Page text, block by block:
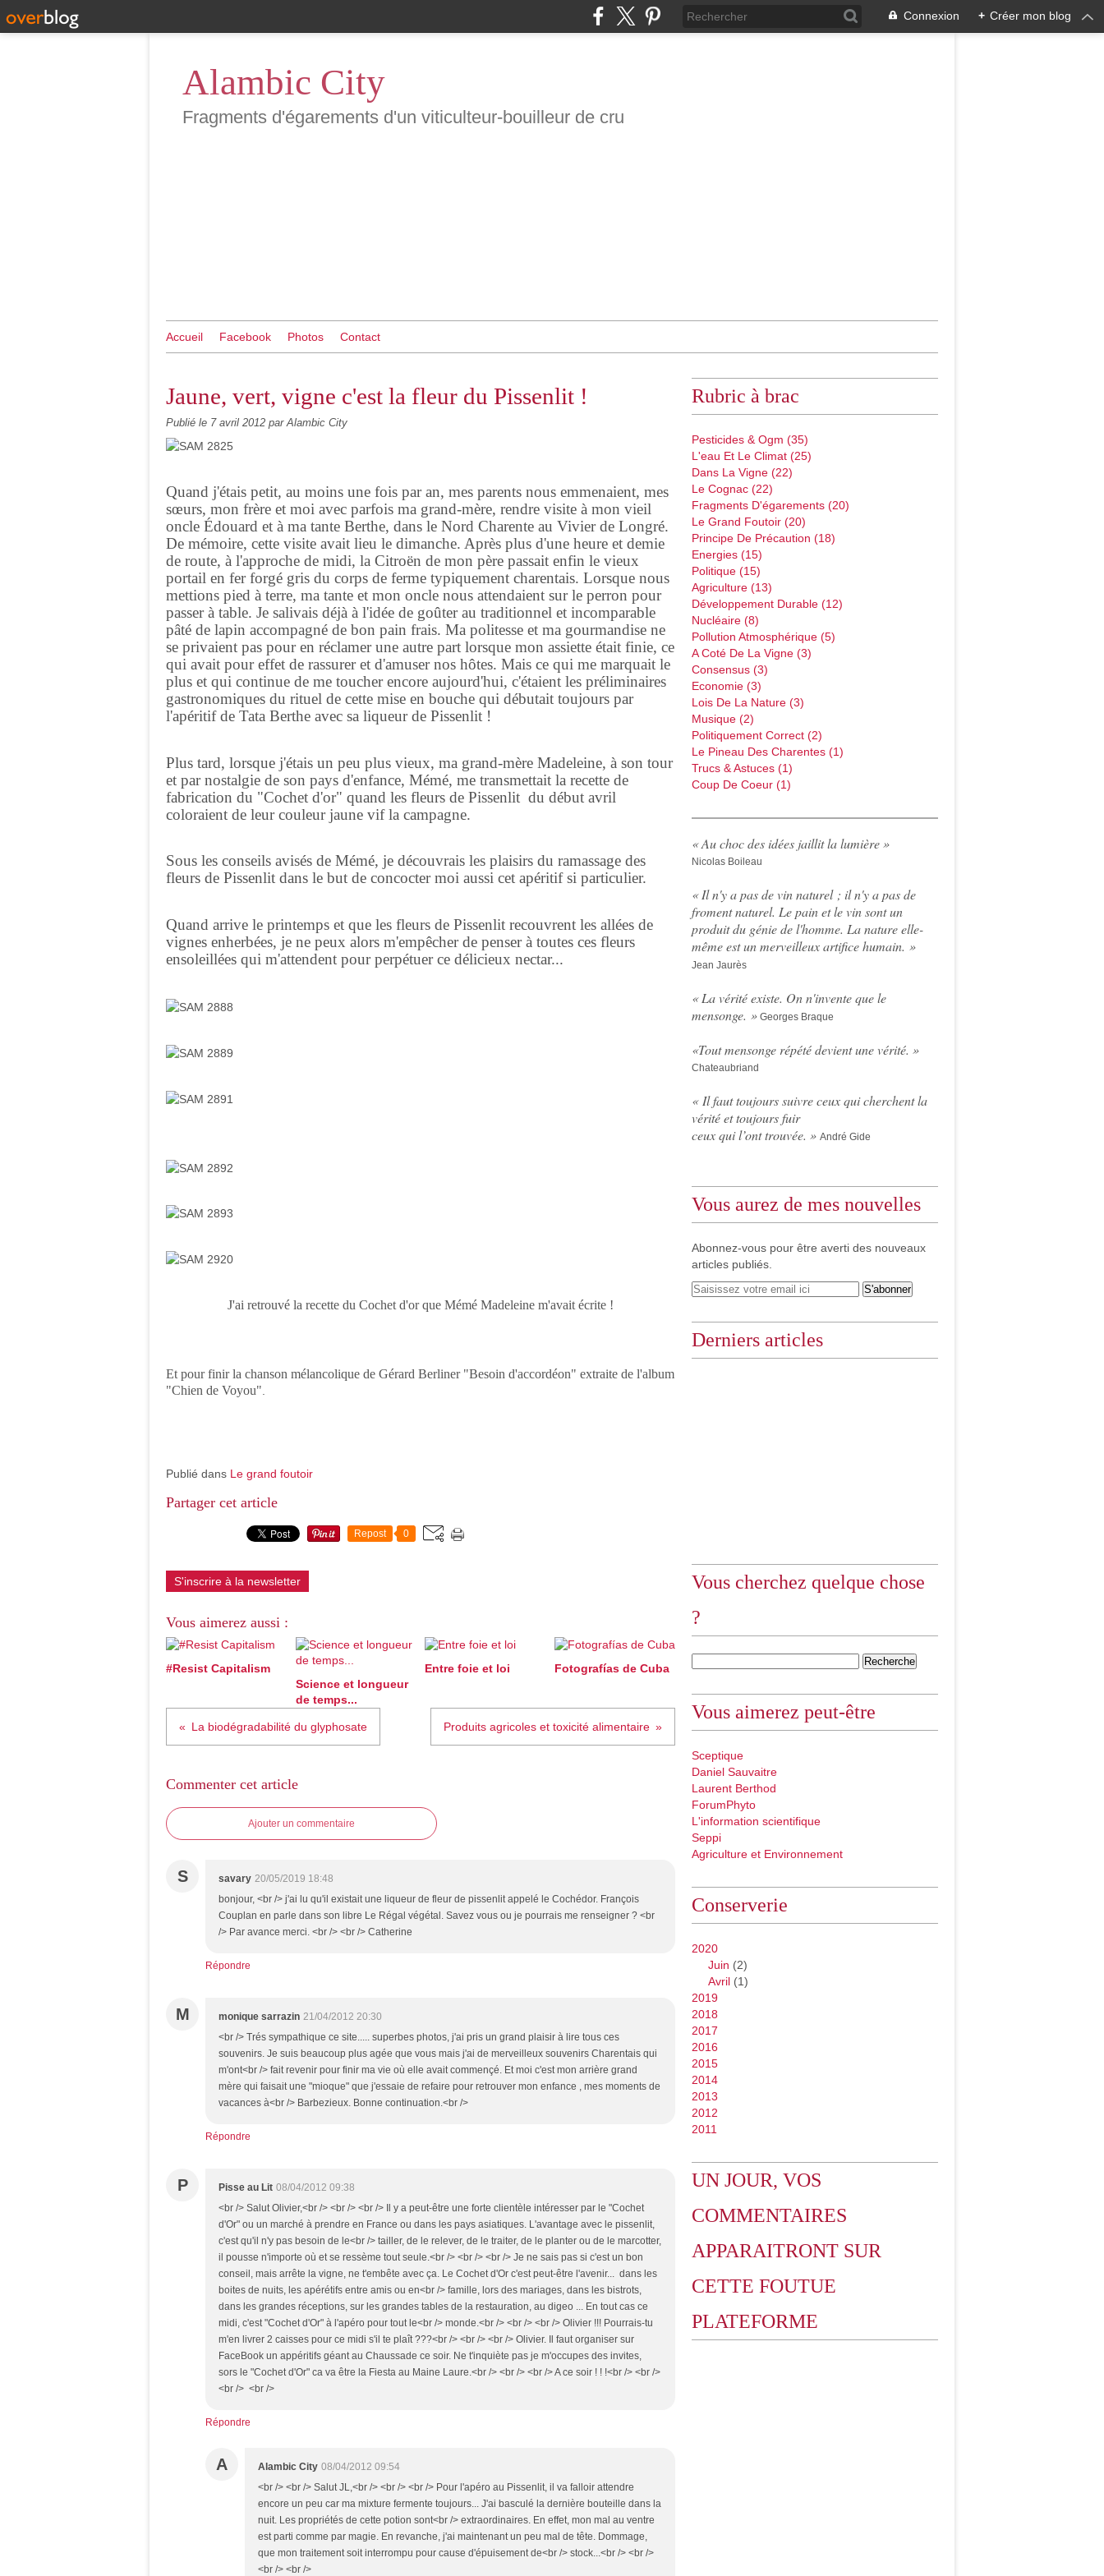
Connexion + Créer mon blog
Alambic City
Fragments d'égarements d'un viticulteur-bouilleur de cru
Accueil Facebook Photos Contact
Jaune, vert, vigne c'est la fleur du Pissenlit !
Publié le 7 avril 2012 par Alambic City
Quand j'étais petit, au moins une fois par an, mes parents nous emmenaient, mes
sœurs, mon frère et moi avec parfois ma grand-mère, rendre visite à mon vieil
oncle Édouard et à ma tante Berthe, dans le Nord Charente au Vivier de Longré.
De mémoire, cette visite avait lieu le dimanche. Après plus d'une heure et demie
de route, à l'approche de midi, la Citroën de mon père passait enfin le vieux
portail en fer forgé gris du corps de ferme typiquement charentais. Lorsque nous
mettions pied à terre, ma tante et mon oncle nous attendaient sur le perron pour
passer à table. Je salivais déjà à l'idée de goûter au traditionnel et incomparable
pâté de lapin accompagné de bon pain frais. Ma politesse et ma gourmandise ne
se privaient pas pour en réclamer une autre part lorsque mon assiette était finie, ce
qui avait pour effet de rassurer et d'amuser nos hôtes. Mais ce qui me marquait le
plus et qui continue de me toucher encore aujourd'hui, c'étaient les préliminaires
gastronomiques du rituel de cette mise en bouche qui débutait toujours par
l'apéritif de Tata Berthe avec sa liqueur de Pissenlit !
Plus tard, lorsque j'étais un peu plus vieux, ma grand-mère Madeleine, à son tour
et par nostalgie de son pays d'enfance, Mémé, me transmettait la recette de
fabrication du "Cochet d'or" quand les fleurs de Pissenlit du début avril
coloraient de leur couleur jaune vif la campagne.
Sous les conseils avisés de Mémé, je découvrais les plaisirs du ramassage des
fleurs de Pissenlit dans le but de concocter moi aussi cet apéritif si particulier.
Quand arrive le printemps et que les fleurs de Pissenlit recouvrent les allées de
vignes enherbées, je ne peux alors m'empêcher de penser à toutes ces fleurs
ensoleillées qui m'attendent pour perpétuer ce délicieux nectar...
J'ai retrouvé la recette du Cochet d'or que Mémé Madeleine m'avait écrite !
Et pour finir la chanson mélancolique de Gérard Berliner "Besoin d'accordéon" extraite de l'album
"Chien de Voyou"
Publié dans Le grand foutoir
Partager cet article
Repost 0
S'inscrire à la newsletter
Vous aimerez aussi :
#Resist Capitalism
Science et longueur
de temps...
Entre foie et loi Fotografías de Cuba
La biodégradabilité du glyphosate Produits agricoles et toxicité alimentaire
Commenter cet article
Ajouter un commentaire
S savary 20/05/2019 18:48
bonjour, <br /> j'ai lu qu'il existait une liqueur de fleur de pissenlit appelé le Cochédor. François
Couplan en parle dans son libre Le Régal végétal. Savez vous ou je pourrais me renseigner ? <br
/> Par avance merci. <br /> <br /> Catherine
Répondre
M monique sarrazin 21/04/2012 20:30
<br /> Trés sympathique ce site..... superbes photos, j'ai pris un grand plaisir à lire tous ces
souvenirs. Je suis beaucoup plus agée que vous mais j'ai de merveilleux souvenirs Charentais qui
m'ont<br /> fait revenir pour finir ma vie où elle avait commençé. Et moi c'est mon arrière grand
mère qui faisait une "mioque" que j'essaie de refaire pour retrouver mon enfance , mes moments de
vacances à<br /> Barbezieux. Bonne continuation.<br />
Répondre
P Pisse au Lit 08/04/2012 09:38
<br /> Salut Olivier,<br /> <br /> <br /> Il y a peut-être une forte clientèle intéresser par le "Cochet
d'Or" ou un marché à prendre en France ou dans les pays asiatiques. L'avantage avec le pissenlit,
c'est qu'il n'y pas besoin de le<br /> tailler, de le relever, de le traiter, de le planter ou de le marcotter,
il pousse n'importe où et se ressème tout seule.<br /> <br /> <br /> Je ne sais pas si c'est un bon
conseil, mais arrête la vigne, ne t'embête avec ça. Le Cochet d'Or c'est peut-être l'avenir... dans les
boites de nuits, les apérétifs entre amis ou en<br /> famille, lors des mariages, dans les bistrots,
dans les grandes réceptions, sur les grandes tables de la restauration, au digeo ... En tout cas ce
midi, c'est "Cochet d'Or" à l'apéro pour tout le<br /> monde.<br /> <br /> <br /> Olivier !!! Pourrais-tu
m'en livrer 2 caisses pour ce midi s'il te plaît ???<br /> <br /> <br /> Olivier. Il faut organiser sur
FaceBook un appéritifs géant au Chaussade ce soir. Ne t'inquiète pas je m'occupes des invites,
sors le "Cochet d'Or" ca va être la Fiesta au Maine Laure.<br /> <br /> <br /> A ce soir ! ! !<br /> <br />
<br /> <br />
Répondre
A Alambic City 08/04/2012 09:54
<br /> <br /> Salut JL,<br /> <br /> <br /> Pour l'apéro au Pissenlit, il va falloir attendre
encore un peu car ma mixture fermente toujours... J'ai basculé la dernière bouteille dans la
nuit. Les propriétés de cette potion sont<br /> extraordinaires. En effet, mon mal au ventre
est parti comme par magie. En revanche, j'ai maintenant un peu mal de tête. Dommage,
que mon traitement soit interrompu pour cause d'épuisement de<br /> stock...<br /> <br />
<br /> <br />
Rubric à brac
Pesticides & Ogm (35)
L'eau Et Le Climat (25)
Dans La Vigne (22)
Le Cognac (22)
Fragments D'égarements (20)
Le Grand Foutoir (20)
Principe De Précaution (18)
Energies (15)
Politique (15)
Agriculture (13)
Développement Durable (12)
Nucléaire (8)
Pollution Atmosphérique (5)
A Coté De La Vigne (3)
Consensus (3)
Economie (3)
Lois De La Nature (3)
Musique (2)
Politiquement Correct (2)
Le Pineau Des Charentes (1)
Trucs & Astuces (1)
Coup De Coeur (1)
« Au choc des idées jaillit la lumière »
Nicolas Boileau
« Il n'y a pas de vin naturel ; il n'y a pas de
froment naturel. Le pain et le vin sont un
produit du génie de l'homme. La nature elle-
même est un merveilleux artifice humain. »
Jean Jaurès
« La vérité existe. On n'invente que le
mensonge. » Georges Braque
«Tout mensonge répété devient une vérité. »
Chateaubriand
« Il faut toujours suivre ceux qui cherchent la
vérité et toujours fuir
ceux qui l’ont trouvée. » André Gide
Vous aurez de mes nouvelles
Abonnez-vous pour être averti des nouveaux
articles publiés.
Derniers articles
Vous cherchez quelque chose
?
Vous aimerez peut-être
Sceptique
Daniel Sauvaitre
Laurent Berthod
ForumPhyto
L'information scientifique
Seppi
Agriculture et Environnement
Conserverie
2020
Juin (2)
Avril (1)
2019
2018
2017
2016
2015
2014
2013
2012
2011
UN JOUR, VOS
COMMENTAIRES
APPARAITRONT SUR
CETTE FOUTUE
PLATEFORME